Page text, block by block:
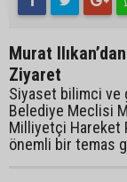
Murat
Ziyaret
Siyaset bilimci ve
Belediye Meclisi
Milliyetçi Hareket
önemli bir temas